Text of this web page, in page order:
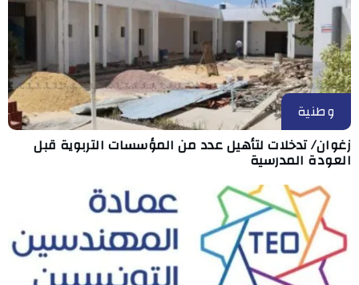
وطنية
زغوان/ تدخلات لتأهيل عدد من المؤسسات التربوية قبل
العودة المدرسية